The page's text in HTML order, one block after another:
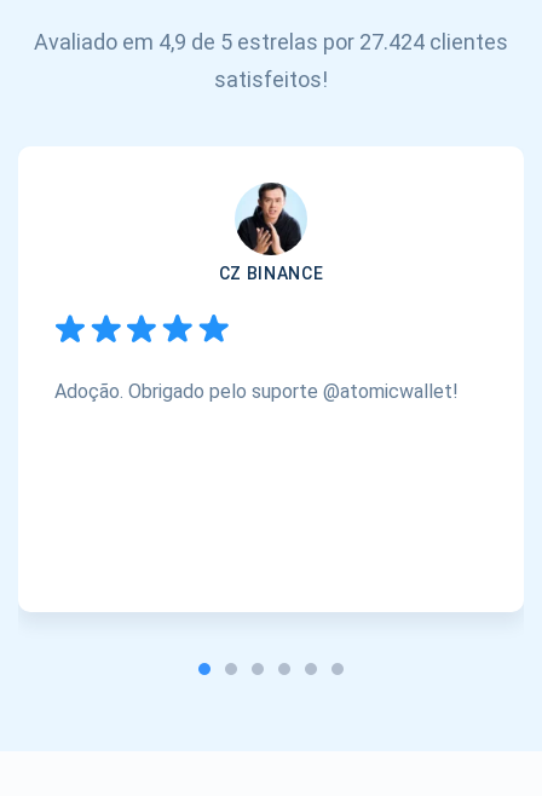
Avaliado em 4,9 de 5 estrelas por 27.424 clientes
satisfeitos!
CZ BINANCE
Adoção. Obrigado pelo suporte @atomicwallet!